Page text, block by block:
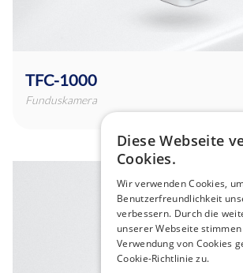
TFC-1000
Funduskamera
Diese Webseite
Cookies.
Wir verwenden Cookies,
Benutzerfreundlichkeit
verbessern. Durch die
unserer Webseite
Verwendung von Cookies
Cookie-Richtlinie zu.